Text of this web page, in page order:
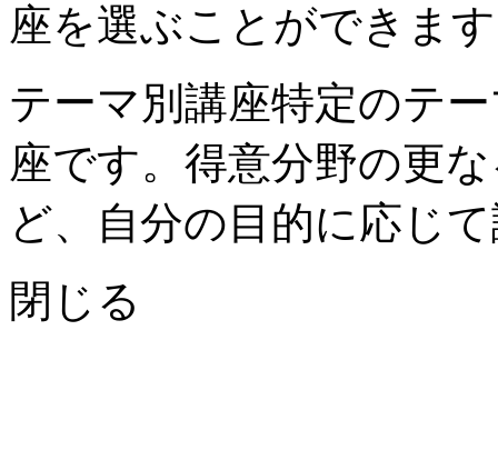
座を選ぶことができま
テーマ別講座特定のテ
座です。得意分野の更
ど、自分の目的に応じ
閉じる